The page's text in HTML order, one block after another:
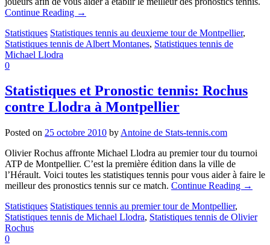
Continue Reading →
Statistiques Statistiques tennis au deuxieme tour de Montpellier,
Statistiques tennis de Albert Montanes, Statistiques tennis de
Michael Llodra
0
Statistiques et Pronostic tennis: Rochus
contre Llodra à Montpellier
Posted on 25 octobre 2010 by Antoine de Stats-tennis.com
Olivier Rochus affronte Michael Llodra au premier tour du tournoi
ATP de Montpellier. C’est la première édition dans la ville de
l’Hérault. Voici toutes les statistiques tennis pour vous aider à faire le
meilleur des pronostics tennis sur ce match. Continue Reading →
Statistiques Statistiques tennis au premier tour de Montpellier,
Statistiques tennis de Michael Llodra, Statistiques tennis de Olivier
Rochus
0